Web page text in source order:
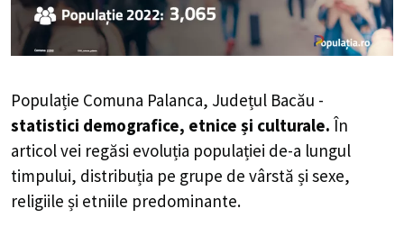
Populație Comuna Palanca, Județul Bacău -
statistici demografice, etnice și culturale. În
articol vei regăsi evoluția populației de-a lungul
timpului, distribuția pe grupe de vârstă și sexe,
religiile și etniile predominante.